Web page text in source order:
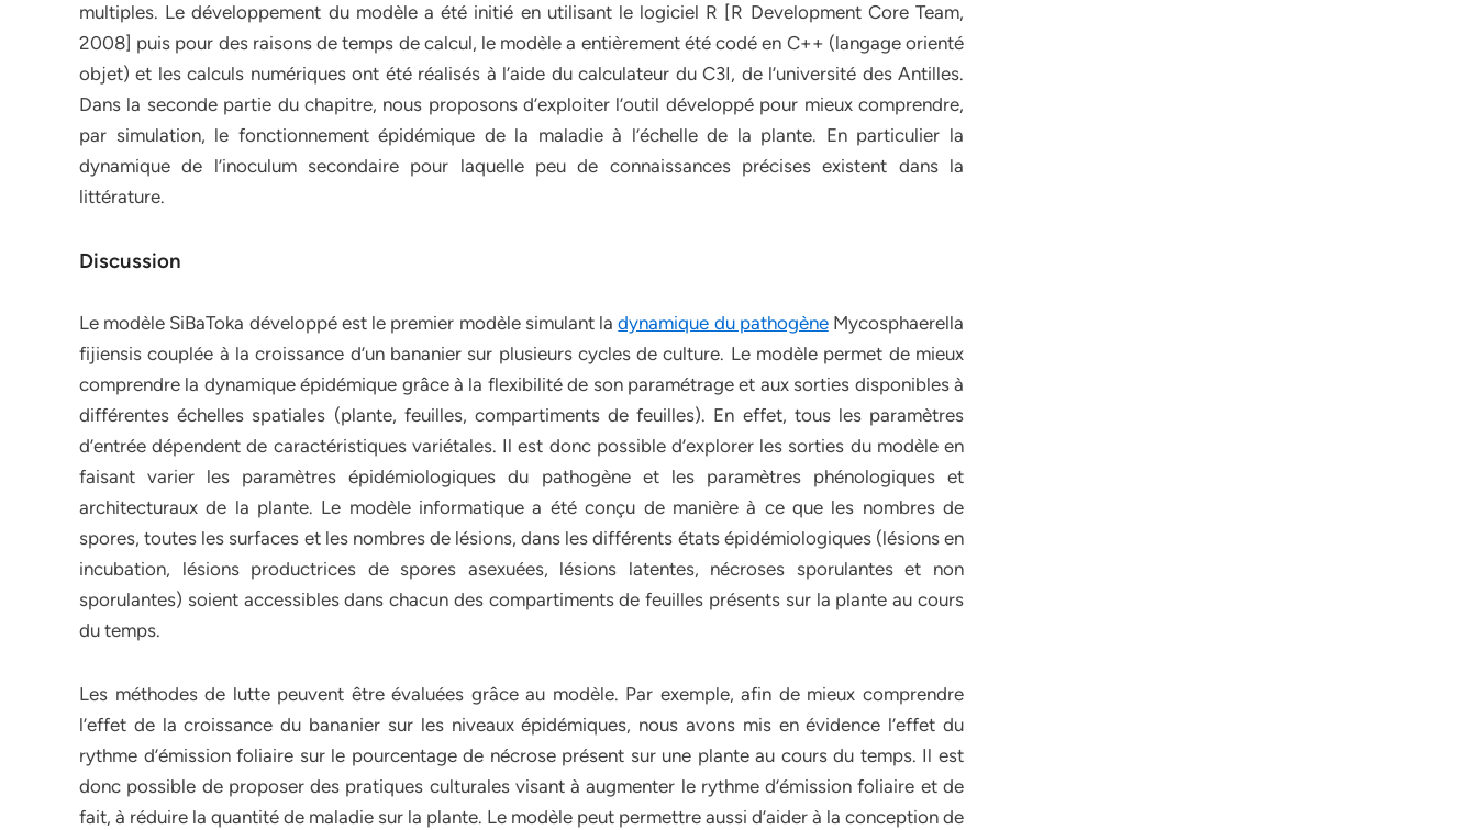
multiples. Le développement du modèle a été initié en utilisant le logiciel R [R Development Core Team,
2008] puis pour des raisons de temps de calcul, le modèle a entièrement été codé en C++ (langage orienté
objet) et les calculs numériques ont été réalisés à l’aide du calculateur du C3I, de l’université des Antilles.
Dans la seconde partie du chapitre, nous proposons d’exploiter l’outil développé pour mieux comprendre,
par simulation, le fonctionnement épidémique de la maladie à l’échelle de la plante. En particulier la
dynamique de l’inoculum secondaire pour laquelle peu de connaissances précises existent dans la
littérature.
Discussion
Le modèle SiBaToka développé est le premier modèle simulant ladynamique du pathogèneMycosphaerella
fijiensis couplée à la croissance d’un bananier sur plusieurs cycles de culture. Le modèle permet de mieux
comprendre la dynamique épidémique grâce à la flexibilité de son paramétrage et aux sorties disponibles à
différentes échelles spatiales (plante, feuilles, compartiments de feuilles). En effet, tous les paramètres
d’entrée dépendent de caractéristiques variétales. Il est donc possible d’explorer les sorties du modèle en
faisant varier les paramètres épidémiologiques du pathogène et les paramètres phénologiques et
architecturaux de la plante. Le modèle informatique a été conçu de manière à ce que les nombres de
spores, toutes les surfaces et les nombres de lésions, dans les différents états épidémiologiques (lésions en
incubation, lésions productrices de spores asexuées, lésions latentes, nécroses sporulantes et non
sporulantes) soient accessibles dans chacun des compartiments de feuilles présents sur la plante au cours
du temps.
Les méthodes de lutte peuvent être évaluées grâce au modèle. Par exemple, afin de mieux comprendre
l’effet de la croissance du bananier sur les niveaux épidémiques, nous avons mis en évidence l’effet du
rythme d’émission foliaire sur le pourcentage de nécrose présent sur une plante au cours du temps. Il est
donc possible de proposer des pratiques culturales visant à augmenter le rythme d’émission foliaire et de
fait, à réduire la quantité de maladie sur la plante. Le modèle peut permettre aussi d’aider à la conception de